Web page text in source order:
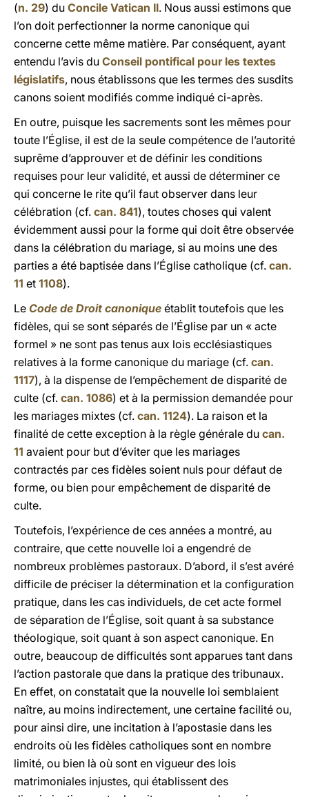
(n. 29) du Concile Vatican II. Nous aussi estimons que
l’on doit perfectionner la norme canonique qui
concerne cette même matière. Par conséquent, ayant
entendu l’avis du Conseil pontifical pour les textes
législatifs, nous établissons que les termes des susdits
canons soient modifiés comme indiqué ci-après.
En outre, puisque les sacrements sont les mêmes pour
toute l’Église, il est de la seule compétence de l’autorité
suprême d’approuver et de définir les conditions
requises pour leur validité, et aussi de déterminer ce
qui concerne le rite qu’il faut observer dans leur
célébration (cf. can. 841), toutes choses qui valent
évidemment aussi pour la forme qui doit être observée
dans la célébration du mariage, si au moins une des
parties a été baptisée dans l’Église catholique (cf. can.
11 et 1108).
Le Code de Droit canonique établit toutefois que les
fidèles, qui se sont séparés de l’Église par un « acte
formel » ne sont pas tenus aux lois ecclésiastiques
relatives à la forme canonique du mariage (cf. can.
1117), à la dispense de l’empêchement de disparité de
culte (cf. can. 1086) et à la permission demandée pour
les mariages mixtes (cf. can. 1124). La raison et la
finalité de cette exception à la règle générale du can.
11 avaient pour but d’éviter que les mariages
contractés par ces fidèles soient nuls pour défaut de
forme, ou bien pour empêchement de disparité de
culte.
Toutefois, l’expérience de ces années a montré, au
contraire, que cette nouvelle loi a engendré de
nombreux problèmes pastoraux. D’abord, il s’est avéré
difficile de préciser la détermination et la configuration
pratique, dans les cas individuels, de cet acte formel
de séparation de l’Église, soit quant à sa substance
théologique, soit quant à son aspect canonique. En
outre, beaucoup de difficultés sont apparues tant dans
l’action pastorale que dans la pratique des tribunaux.
En effet, on constatait que la nouvelle loi semblaient
naître, au moins indirectement, une certaine facilité ou,
pour ainsi dire, une incitation à l’apostasie dans les
endroits où les fidèles catholiques sont en nombre
limité, ou bien là où sont en vigueur des lois
matrimoniales injustes, qui établissent des